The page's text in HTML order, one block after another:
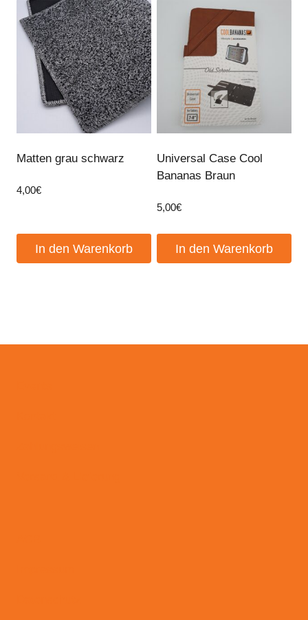
Matten grau schwarz
4,00€
In den Warenkorb
Universal Case Cool
Bananas Braun
5,00€
In den Warenkorb